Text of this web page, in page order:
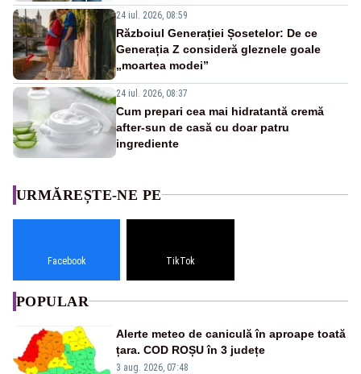
24 iul. 2026, 08:59
Războiul Generației Șosetelor: De ce
Generația Z consideră gleznele goale
„moartea modei”
24 iul. 2026, 08:37
Cum prepari cea mai hidratantă cremă
after-sun de casă cu doar patru
ingrediente
URMĂREȘTE-NE PE
Facebook TikTok
POPULAR
Alerte meteo de caniculă în aproape toată
țara. COD ROȘU în 3 județe
3 aug. 2026, 07:48